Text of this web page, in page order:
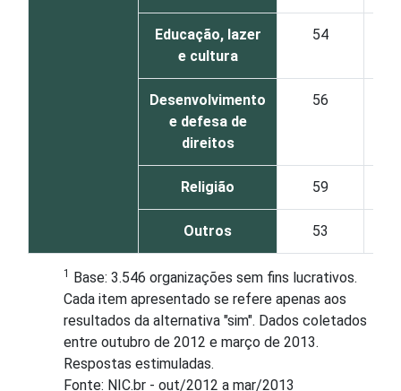
Educação, lazer
e cultura
54
Desenvolvimento
e defesa de
direitos
56
Religião 59
Outros 53
1 Base: 3.546 organizações sem fins lucrativos.
Cada item apresentado se refere apenas aos
resultados da alternativa "sim". Dados coletados
entre outubro de 2012 e março de 2013.
Respostas estimuladas.
Fonte: NIC.br - out/2012 a mar/2013